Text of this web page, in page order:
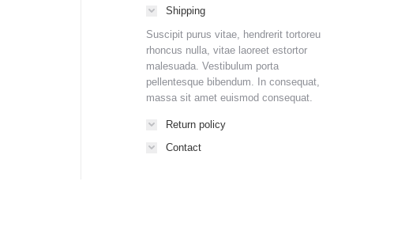
Shipping
Suscipit purus vitae, hendrerit tortoreu
rhoncus nulla, vitae laoreet estortor
malesuada. Vestibulum porta
pellentesque bibendum. In consequat,
massa sit amet euismod consequat.
Return policy
Contact